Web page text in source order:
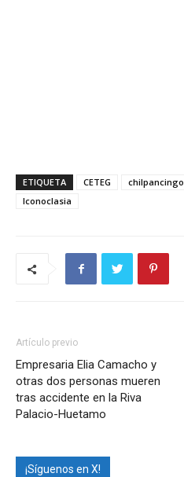
ETIQUETA CETEG chilpancingo
Iconoclasia
Artículo previo
Empresaria Elia Camacho y
otras dos personas mueren
tras accidente en la Riva
Palacio-Huetamo
¡Síguenos en X!